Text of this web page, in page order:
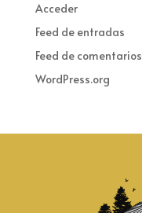
Acceder
Feed de entradas
Feed de comentarios
WordPress.org